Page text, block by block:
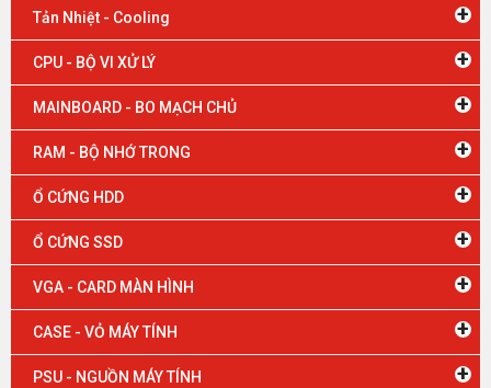
Tản Nhiệt - Cooling +
CPU - BỘ VI XỬ LÝ +
MAINBOARD - BO MẠCH CHỦ +
RAM - BỘ NHỚ TRONG +
Ổ CỨNG HDD +
Ổ CỨNG SSD +
VGA - CARD MÀN HÌNH +
CASE - VỎ MÁY TÍNH +
PSU - NGUỒN MÁY TÍNH +